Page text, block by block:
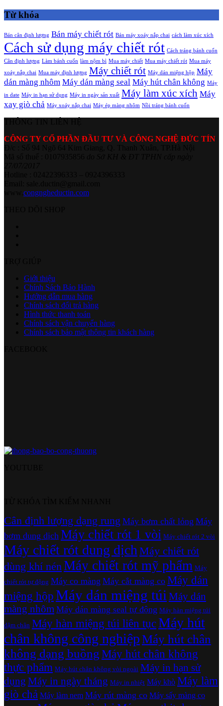
Từ khóa
Bán cân định lượng Bán máy chiết rót Bán máy xoáy nắp chai cách làm xúc xích
Cách sử dụng máy chiết rót Cách tráng bánh cuốn
Cân định lượng Làm bánh cuốn làm nộm bì Mua máy chiết Mua máy chiết rót Mua máy
xoáy nắp chai Mua máy định lượng Máy chiết rót Máy dán miệng hộp Máy
dán màng nhôm Máy dán màng seal Máy hút chân không Máy
in date Máy in hạn sử dụng Máy in ngày sản xuất Máy làm xúc xích Máy
xay giò chả Máy xoáy nắp chai Máy ép màng nhôm Nồi tráng bánh cuốn
CÔNG TY CỔ PHẦN ĐẦU TƯ VÀ CÔNG NGHỆ ĐỨC TÍN
congngheductin.com
Giới thiệu
Chính Sách Bảo Hành
Hướng dẫn mua hàng
Chính sách đổi trả hàng
Hình thức thanh toán
Chính sách vận chuyển hàng
Chính sách bảo mật thông tin khách hàng
Cân định lượng dạng rung Máy bơm chất lỏng Máy
bơm dung dịch Máy chiết rót 1 vòi Máy chiết rót 2 vòi
Máy chiết rót dung dịchMáy chiết rót
dùng khí nénMáy chiết rót mỹ phẩm Máy
chiết rót tự động Máy co màng Máy cắt màng co Máy dán
miệng hộpMáy dán miệng túi Máy dán
màng nhôm Máy dán màng seal tự động Máy hàn miệng túi
dậm chân Máy hàn miệng túi liên tụcMáy hút
chân không công nghiệpMáy hút chân
không dạng buồngMáy hút chân không
thực phẩm Máy hút chân không vòi ngoài Máy in hạn sử
dụng Máy in ngày tháng Máy in nhiệt Máy khò Máy làm
giò chả Máy làm nem Máy rút màng co Máy sấy màng co